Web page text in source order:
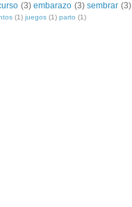
(3) embarazo (3) sembrar (3)
(1) juegos (1) parto (1)